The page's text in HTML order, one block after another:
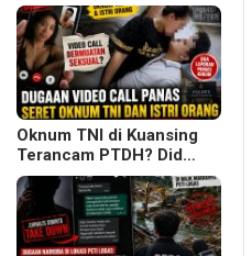
Oknum TNI di Kuansing
Terancam PTDH? Did…